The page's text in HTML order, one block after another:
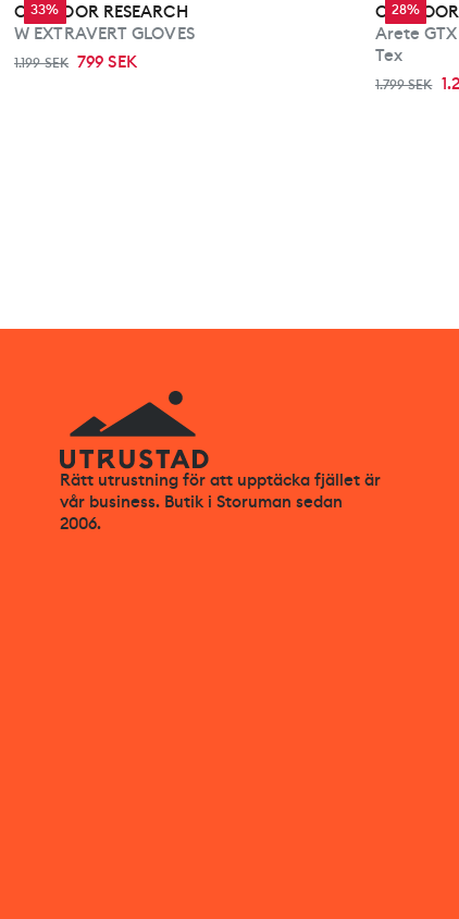
33%
OUTDOOR RESEARCH
W EXTRAVERT GLOVES
1.199 SEK 799 SEK
28%
Arete
Tex
1.799 SEK
Rätt utrustning för att upptäcka fjället är
vår business. Butik i Storuman sedan
2006.